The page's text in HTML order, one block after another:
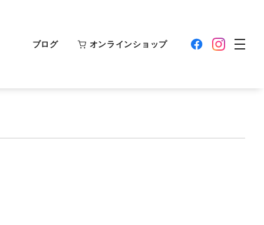
ブログ オンラインショップ